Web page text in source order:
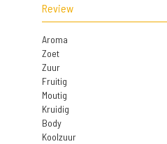
Review
Aroma
Zoet
Zuur
Fruitig
Moutig
Kruidig
Body
Koolzuur